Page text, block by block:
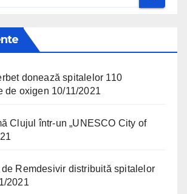
donează spitalelor 110
de oxigen 10/11/2021
Clujul într-un „UNESCO City of
Remdesivir distribuită spitalelor
2021